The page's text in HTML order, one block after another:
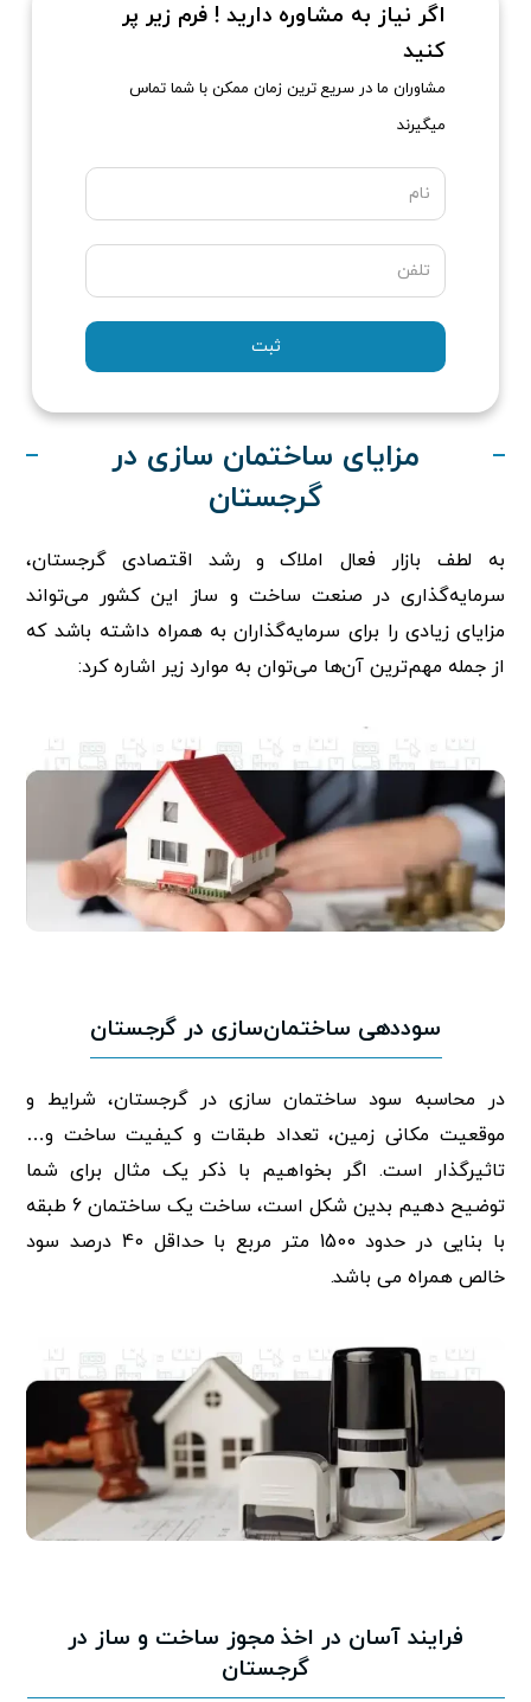
اگر نیاز به مشاوره دارید ! فرم زیر پر
کنید
مشاوران ما در سریع ترین زمان ممکن با شما تماس
میگیرند
Name
Phone
مزایای ساختمان سازی در
گرجستان
به لطف بازار فعال املاک و رشد اقتصادی گرجستان،
سرمایه‌گذاری در صنعت ساخت و ساز این کشور می‌تواند
مزایای زیادی را برای سرمایه‌گذاران به همراه داشته باشد که
از جمله مهم‌ترین آن‌ها می‌توان به موارد زیر اشاره کرد:
سوددهی ساختمان‌سازی در گرجستان
در محاسبه سود ساختمان سازی در گرجستان، شرایط و
موقعیت مکانی زمین، تعداد طبقات و کیفیت ساخت و…
تاثیرگذار است. اگر بخواهیم با ذکر یک مثال برای شما
توضیح دهیم بدین شکل است، ساخت یک ساختمان 6 طبقه
با بنایی در حدود 1500 متر مربع با حداقل 40 درصد سود
خالص همراه می باشد.
فرایند آسان در اخذ مجوز ساخت و ساز در
گرجستان